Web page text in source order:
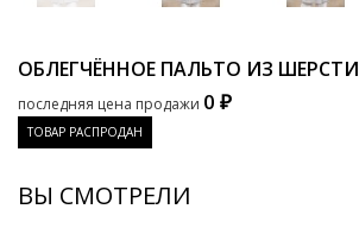
ОБЛЕГЧЁННОЕ ПАЛЬТО ИЗ ШЕРСТИ
последняя цена продажи 0 ₽
ТОВАР РАСПРОДАН
ВЫ СМОТРЕЛИ